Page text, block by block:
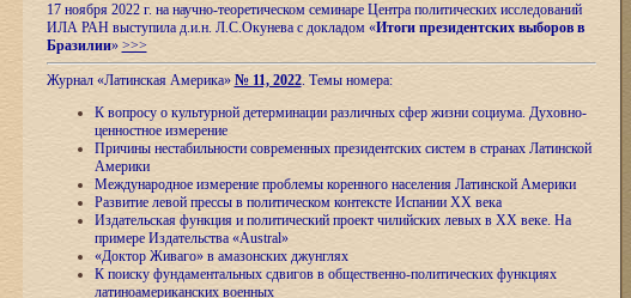
17 ноября 2022 г. на научно-теоретическом семинаре Центра политических исследований
ИЛА РАН выступила д.и.н. Л.С.Окунева с докладом «Итоги президентских выборов в
Бразилии» >>>
Журнал «Латинская Америка» № 11, 2022. Темы номера:
К вопросу о культурной детерминации различных сфер жизни социума. Духовно-
ценностное измерение
Причины нестабильности современных президентских систем в странах Латинской
Америки
Международное измерение проблемы коренного населения Латинской Америки
Развитие левой прессы в политическом контексте Испании XX века
Издательская функция и политический проект чилийских левых в XX веке. На
примере Издательства «Austral»
«Доктор Живаго» в амазонских джунглях
К поиску фундаментальных сдвигов в общественно-политических функциях
латиноамериканских военных